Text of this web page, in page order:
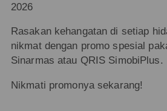
2026
Rasakan kehangatan di setiap
nikmat dengan promo spesial
Sinarmas atau QRIS SimobiPlus.
Nikmati promonya sekarang!